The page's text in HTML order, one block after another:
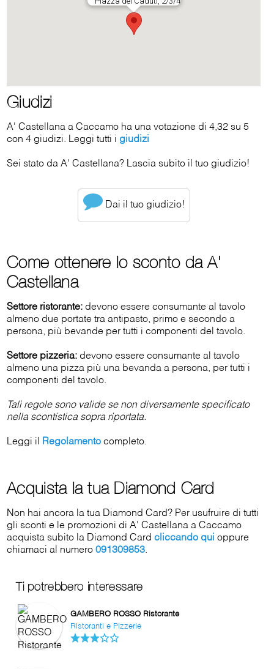
Giudizi
A' Castellana a Caccamo ha una votazione di 4,32 su 5
con 4 giudizi. Leggi tutti i giudizi
Sei stato da A' Castellana? Lascia subito il tuo giudizio!
Dai il tuo giudizio!
Come ottenere lo sconto da A'
Castellana
Settore ristorante: devono essere consumante al tavolo
almeno due portate tra antipasto, primo e secondo a
persona, più bevande per tutti i componenti del tavolo.
Settore pizzeria: devono essere consumante al tavolo
almeno una pizza più una bevanda a persona, per tutti i
componenti del tavolo.
Tali regole sono valide se non diversamente specificato
nella scontistica sopra riportata.
Leggi il Regolamento completo.
Acquista la tua Diamond Card
Non hai ancora la tua Diamond Card? Per usufruire di tutti
gli sconti e le promozioni di A' Castellana a Caccamo
acquista subito la Diamond Cardcliccando qui oppure
chiamaci al numero091309853.
Ti potrebbero interessare
GAMBERO ROSSO Ristorante
Ristoranti e Pizzerie